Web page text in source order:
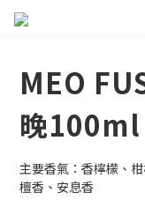
MEO
晚100ml
主要香氣：香檸檬、
檀香、安息香